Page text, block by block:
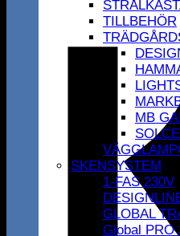
TILLBEHÖR
MB
SKENSYSTEM
1-FAS 230V
GLOBAL
Global PRO